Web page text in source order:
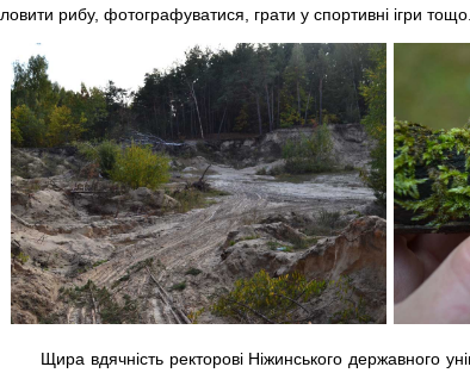
ловити рибу, фотографуватися, грати у спортивні ігри тощо.
Щира вдячність ректорові Ніжинського державного